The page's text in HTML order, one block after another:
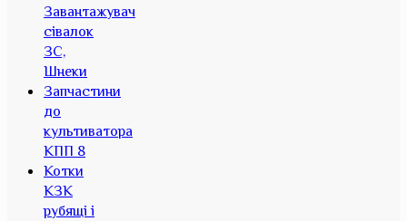
Завантажувач
сівалок
ЗС,
Шнеки
Запчастини
до
культиватора
КПП 8
Котки
КЗК
рубящі і